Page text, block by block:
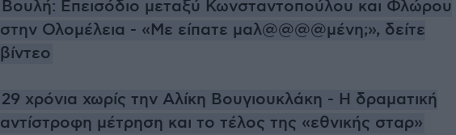
Βουλή: Επεισόδιο μεταξύ Κωνσταντοπούλου και Φλώρου
στην Ολομέλεια - «Με είπατε μαλ@@@@μένη;», δείτε
βίντεο
29 χρόνια χωρίς την Αλίκη Βουγιουκλάκη - Η δραματική
αντίστροφη μέτρηση και το τέλος της «εθνικής σταρ»